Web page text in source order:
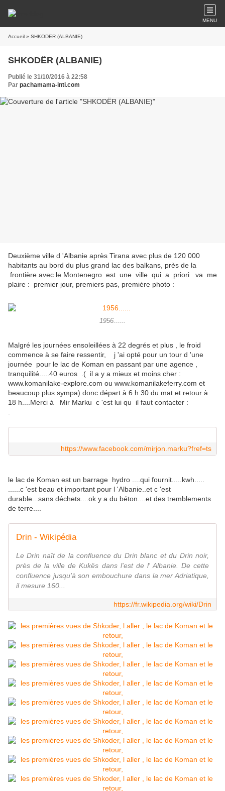
MENU
Accueil » SHKODËR (ALBANIE)
SHKODËR (ALBANIE)
Publié le 31/10/2016 à 22:58
Par pachamama-inti.com
Deuxième ville d 'Albanie après Tirana avec plus de 120 000
habitants au bord du plus grand lac des balkans, près de la
frontière avec le Montenegro est une ville qui a priori va me
plaire : premier jour, premiers pas, première photo :
1956......
Malgré les journées ensoleillées à 22 degrés et plus , le froid
commence à se faire ressentir, j 'ai opté pour un tour d 'une
journée pour le lac de Koman en passant par une agence ,
tranquilité.....40 euros .( il a y a mieux et moins cher :
www.komanilake-explore.com ou www.komanilakeferry.com et
beaucoup plus sympa).donc départ à 6 h 30 du mat et retour à
18 h....Merci à Mir Marku c 'est lui qu il faut contacter :
https://www.facebook.com/mirjon.marku?fref=ts
le lac de Koman est un barrage hydro ....qui fournit.....kwh.....
......c 'est beau et important pour l 'Albanie..et c 'est
durable...sans déchets....ok y a du béton....et des tremblements
de terre....
Drin - Wikipédia
Le Drin naît de la confluence du Drin blanc et du Drin noir,
près de la ville de Kukës dans l'est de l' Albanie. De cette
confluence jusqu'à son embouchure dans la mer Adriatique,
il mesure 160...
https://fr.wikipedia.org/wiki/Drin